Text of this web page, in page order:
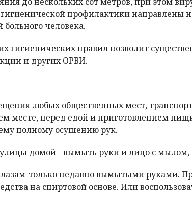
профилактики направлены
человека.
гигиенических правил позволит
и других ОРВИ.
любых общественных мест,
месте, перед едой и приготовлением
полному осушению рук.
улицы домой - вымыть руки и лицо с
только недавно вымытыми руками.
на спиртовой основе. Или